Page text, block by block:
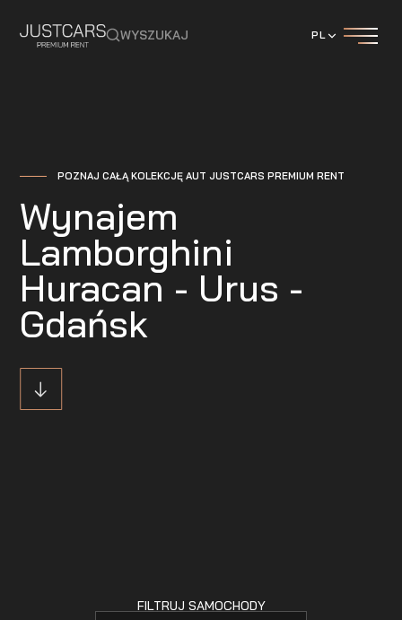
WYSZUKAJ PL
POZNAJ CAŁĄ KOLEKCJĘ AUT JUSTCARS PREMIUM RENT
Wynajem
Lamborghini
Huracan - Urus -
Gdańsk
FILTRUJ SAMOCHODY